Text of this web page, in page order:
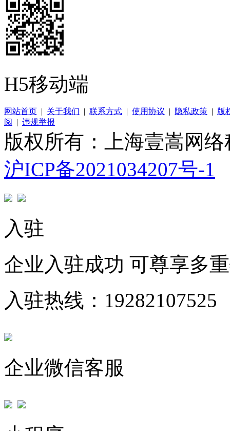
H5移动端
网站首页 | 关于我们 | 联系方式 | 使用协议 | 隐私政策 | 版
阅
| 违规举报
版权所有：上海壹嵩网
沪ICP备2021034207号-1
入驻
企业入驻成功 可尊享多
入驻热线：19282107525
企业微信客服